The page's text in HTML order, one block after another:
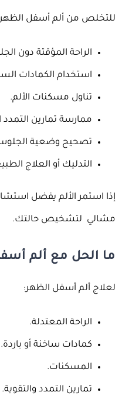
للتخلص من ألم أسفل
الراحة المؤقتة دون
استخدام الكمادات
تناول مسكنات الألم.
ممارسة تمارين التمدد
تصحيح وضعية
التدليك أو العلاج
إذا استمر الألم يفضل
مشالي لتشخيص حالتك.
ما الحل مع ألم
لعلاج ألم أسفل الظهر:
الراحة المعتدلة.
كمادات ساخنة أو باردة.
المسكنات.
تمارين التمدد والتقوية.